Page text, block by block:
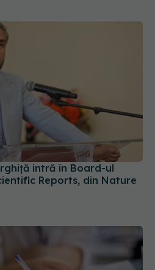
intră în Board-ul
Reports, din Nature